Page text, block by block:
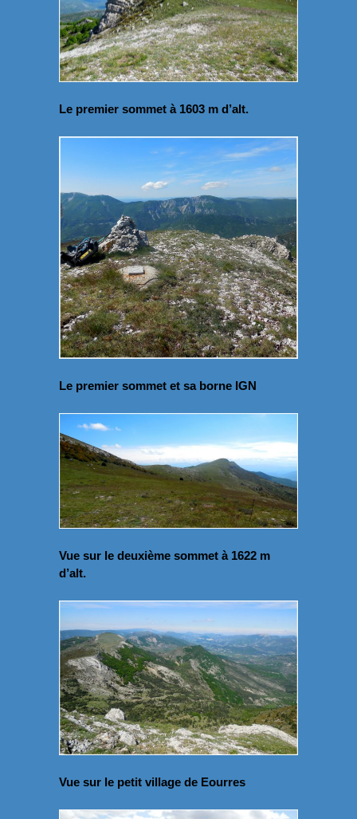
Le premier sommet à 1603 m d’alt.
Le premier sommet et sa borne IGN
Vue sur le deuxième sommet à 1622 m
d’alt.
Vue sur le petit village de Eourres